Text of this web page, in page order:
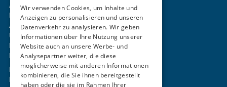
Akademie
Mitgliedschaft
Aktivitäten
Über uns
Login
Kontakt
Impressum
Datenschutz
Wir verwenden Cookies, um Inhalte und
Anzeigen zu personalisieren und unseren
Datenverkehr zu analysieren. Wir geben
Informationen über Ihre Nutzung unserer
Website auch an unsere Werbe- und
Analysepartner weiter, die diese
möglicherweise mit anderen Informationen
kombinieren, die Sie ihnen bereitgestellt
haben oder die sie im Rahmen Ihrer